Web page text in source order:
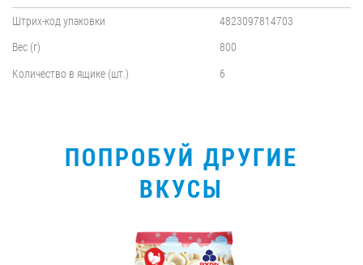
Штрих-код упаковки
4823097814703
Вес (г)
800
Количество в ящике (шт.)
6
ПОПРОБУЙ ДРУГИЕ
ВКУСЫ